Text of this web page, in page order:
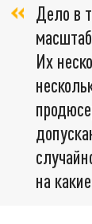
Дело в
Их
на